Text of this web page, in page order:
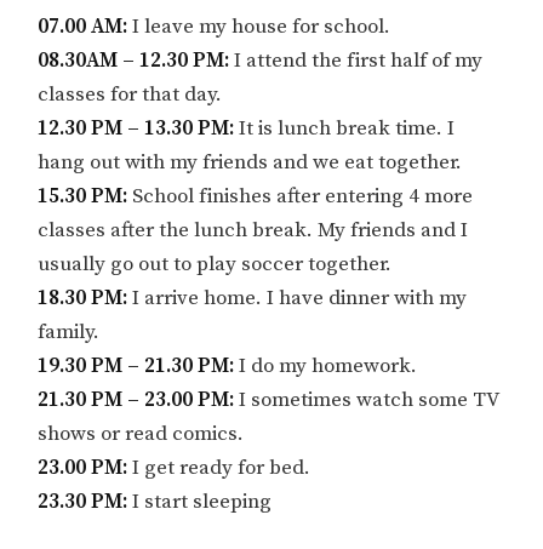
07.00 AM:I leave my house for school.
08.30AM – 12.30 PM:I attend the first half of my
classes for that day.
12.30 PM – 13.30 PM:It is lunch break time. I
hang out with my friends and we eat together.
15.30 PM: School finishes after entering 4 more
classes after the lunch break. My friends and I
usually go out to play soccer together.
18.30 PM:I arrive home. I have dinner with my
family.
19.30 PM – 21.30 PM:I do my homework.
21.30 PM – 23.00 PM:I sometimes watch some TV
shows or read comics.
23.00 PM:I get ready for bed.
23.30 PM:I start sleeping